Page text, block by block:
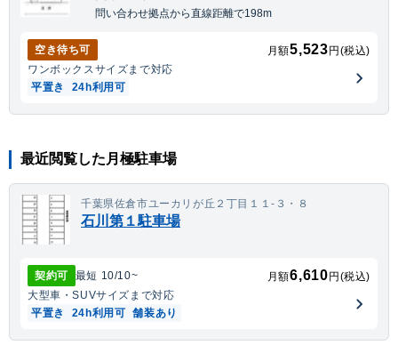
問い合わせ拠点から直線距離で198m
空き待ち可 月額5,523 円(税込)
ワンボックスサイズまで対応
平置き
24h利用可
最近閲覧した月極駐車場
千葉県佐倉市ユーカリが丘２丁目１１-３・８
石川第１駐車場
契約可 最短 10/10~ 月額6,610 円(税込)
大型車・SUVサイズまで対応
平置き
24h利用可 舗装あり